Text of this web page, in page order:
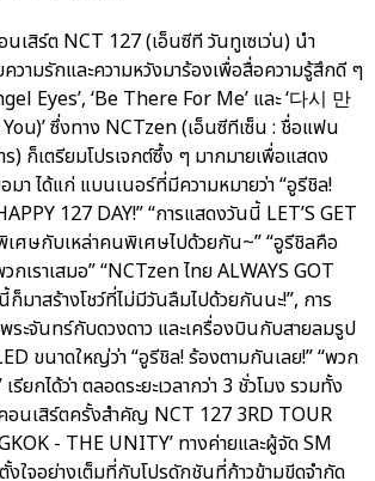
เสิร์ต NCT 127 (เอ็นซีที วันทูเซเว่น) นำ
วามรักและความหวังมาร้องเพื่อสื่อความรู้สึกดี ๆ
Eyes’, ‘Be There For Me’ และ ‘다시 만
ซึ่งทาง NCTzen (เอ็นซีทีเซ็น : ชื่อแฟน
) ก็เตรียมโปรเจกต์ซึ้ง ๆ มากมายเพื่อแสดง
า ได้แก่ แบนเนอร์ที่มีความหมายว่า “อูรีชิล!
127 DAY!” “การแสดงวันนี้ LET’S GET
เศษกับเหล่าคนพิเศษไปด้วยกัน~” “อูรีชิลคือ
กเราเสมอ” “NCTzen ไทย ALWAYS GOT
ก็มาสร้างโชว์ที่ไม่มีวันลืมไปด้วยกันนะ!”, การ
ระจันทร์กับดวงดาว และเครื่องบินกับสายลมรูป
ขนาดใหญ่ว่า “อูรีชิล! ร้องตามกันเลย!” “พวก
รียกได้ว่า ตลอดระยะเวลากว่า 3 ชั่วโมง รวมทั้ง
นเสิร์ตครั้งสำคัญ NCT 127 3RD TOUR
- THE UNITY’ ทางค่ายและผู้จัด SM
งใจอย่างเต็มที่กับโปรดักชันที่ก้าวข้ามขีดจำกัด